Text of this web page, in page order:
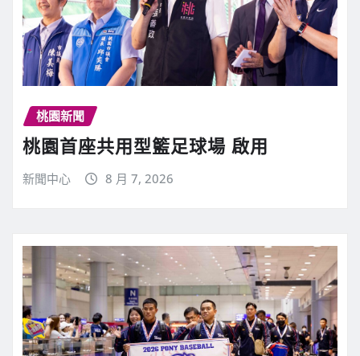
桃園新聞
桃園首座共用型籃足球場 啟用
新聞中心 8 月 7, 2026